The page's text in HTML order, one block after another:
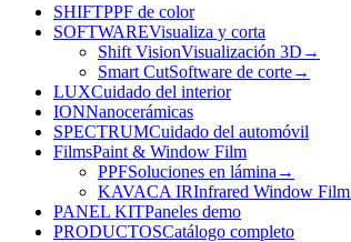
SHIFTPPF de color
SOFTWAREVisualiza y corta
Shift VisionVisualización 3D →
Smart CutSoftware de corte→
LUXCuidado del interior
IONNanocerámicas
SPECTRUMCuidado del automóvil
FilmsPaint & Window Film
PPFSoluciones en lámina →
KAVACA IRInfrared Window Film
PANEL KITPaneles demo
PRODUCTOSCatálogo completo